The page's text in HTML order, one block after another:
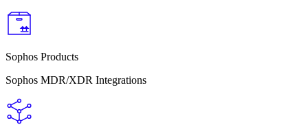
Sophos Products
Sophos MDR/XDR Integrations